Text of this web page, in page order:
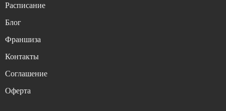
Расписание
Блог
Франшиза
Контакты
Соглашение
Оферта